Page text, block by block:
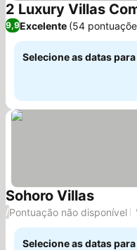
2 Luxury Villas
9,9Excelente (54
Selecione as datas
Sohoro Villas
/Pontuação não disponível
Selecione as datas